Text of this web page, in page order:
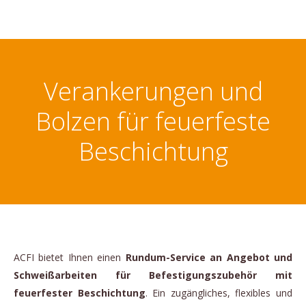
Verankerungen und
Bolzen für feuerfeste
Beschichtung
ACFI bietet Ihnen einen Rundum-Service an Angebot und
Schweißarbeiten für Befestigungszubehör mit
feuerfester Beschichtung. Ein zugängliches, flexibles und